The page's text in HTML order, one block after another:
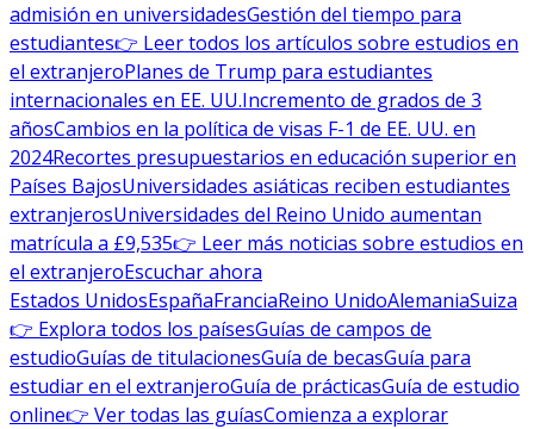
admisión en universidadesGestión del tiempo para
estudiantes👉 Leer todos los artículos sobre estudios en
el extranjeroPlanes de Trump para estudiantes
internacionales en EE. UU.Incremento de grados de 3
añosCambios en la política de visas F-1 de EE. UU. en
2024Recortes presupuestarios en educación superior en
Países BajosUniversidades asiáticas reciben estudiantes
extranjerosUniversidades del Reino Unido aumentan
matrícula a £9,535👉 Leer más noticias sobre estudios en
el extranjeroEscuchar ahora
Estados UnidosEspañaFranciaReino UnidoAlemaniaSuiza
👉 Explora todos los paísesGuías de campos de
estudioGuías de titulacionesGuía de becasGuía para
estudiar en el extranjeroGuía de prácticasGuía de estudio
online👉 Ver todas las guíasComienza a explorar